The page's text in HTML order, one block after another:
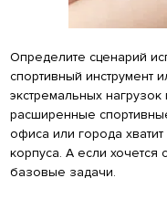
Определите сценарий
спортивный инструмент
экстремальных нагрузок
расширенные
офиса или города
корпуса. А если хочется
базовые задачи.